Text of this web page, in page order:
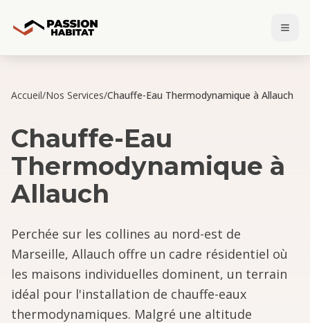
Accueil/Nos Services/Chauffe-Eau Thermodynamique à Allauch
Chauffe-Eau
Thermodynamique à
Allauch
Perchée sur les collines au nord-est de
Marseille, Allauch offre un cadre résidentiel où
les maisons individuelles dominent, un terrain
idéal pour l'installation de chauffe-eaux
thermodynamiques. Malgré une altitude